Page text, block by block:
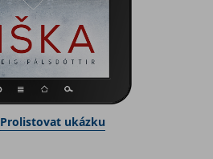
Prolistovat ukázku